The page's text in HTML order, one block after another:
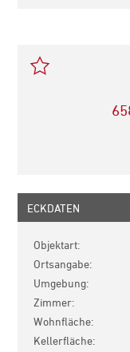
ECKDATEN
Objektart
Ortsangabe
Umgebung
Zimmer
Wohnfläche
Kellerfläche